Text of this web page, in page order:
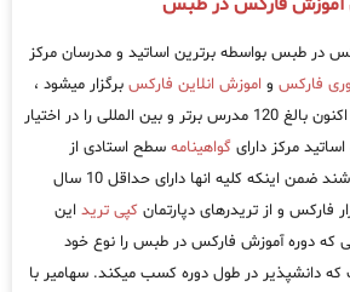
در طبس بواسطه برترین اساتید و مدرسان مرکز
فارکس و اموزش انلاین فارکس برگزار میشود ،
مرکز آموزش عالی سهامیر اکنون بالغ 120 مدرس برتر و بین المللی را در اختیار
مرکز دارای گواهینامه سطح استادی از
موسسه جهانی AWQ میباشند ضمن اینکه کلیه انها دارای حداقل 10 سال
فارکس و از تریدرهای دپارتمان کپی ترید این
که دوره آموزش فارکس در طبس را نوع خود
که دانشپذیر در طول دوره کسب میکند. سهامیر با